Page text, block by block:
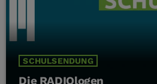
SCHULSENDUNG
Die RADIOlogen